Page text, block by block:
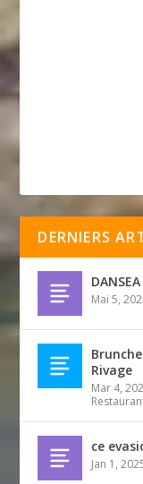
DERNIERS
DANSEA
Mai 5,
Rivage
Mar 4,
ce
Jan 1,